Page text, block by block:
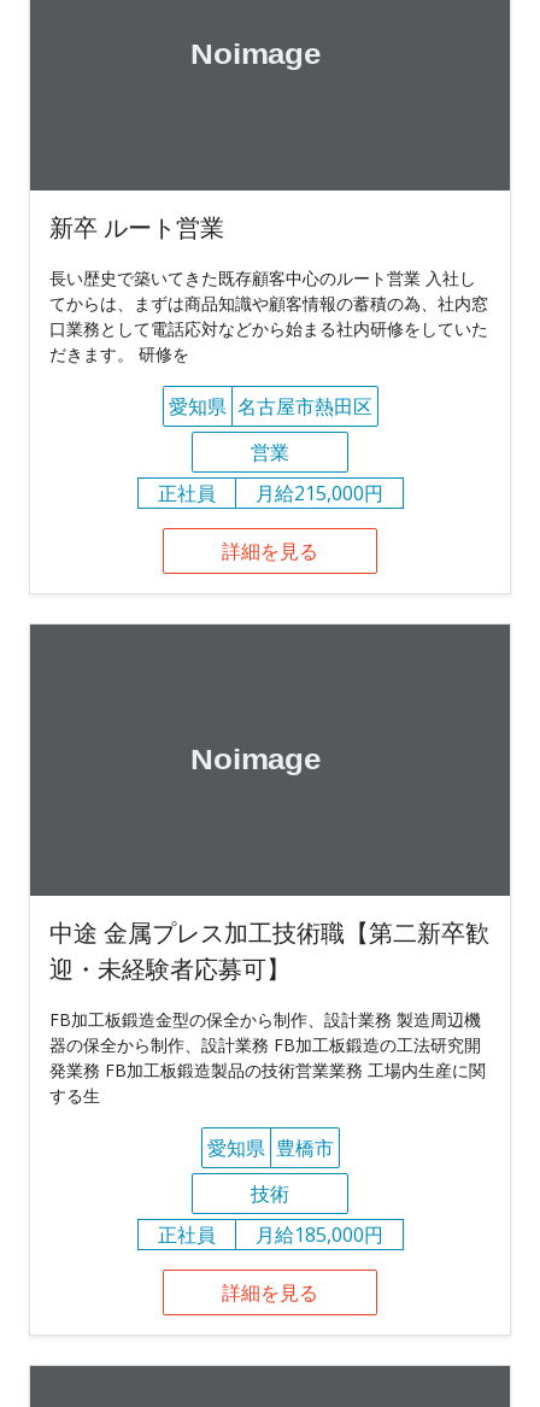
新卒 ルート営業
長い歴史で築いてきた既存顧客中心のルート営業 入社し
てからは、まずは商品知識や顧客情報の蓄積の為、社内窓
口業務として電話応対などから始まる社内研修をしていた
だきます。 研修を
愛知県 名古屋市熱田区
営業
正社員
月給215,000円
詳細を見る
中途 金属プレス加工技術職【第二新卒歓
迎・未経験者応募可】
FB加工板鍛造金型の保全から制作、設計業務 製造周辺機
器の保全から制作、設計業務 FB加工板鍛造の工法研究開
発業務 FB加工板鍛造製品の技術営業業務 工場内生産に関
する生
愛知県 豊橋市
技術
正社員
月給185,000円
詳細を見る